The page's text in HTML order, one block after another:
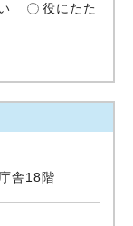
役にたた
舎18階